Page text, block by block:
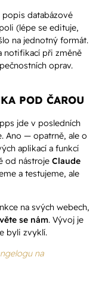
databázové
(lépe se edituje,
na jednotný formát.
při změně
oprav.
POD ČAROU
jde v posledních
Ano — opatrně, ale o
aplikací a funkcí
od nástroje Claude
a testujeme, ale
na svých webech,
se nám. Vývoj je
byli zvyklí.
na